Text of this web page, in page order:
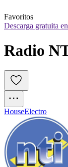
Favoritos
Descarga gratuita
Radio
HouseElectro